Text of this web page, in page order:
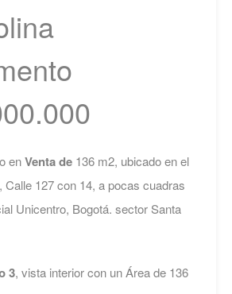
enVenta de 136 m2, ubicado en el
Calle 127 con 14, a pocas cuadras
Unicentro, Bogotá. sector Santa
3, vista interior con un Área de 136